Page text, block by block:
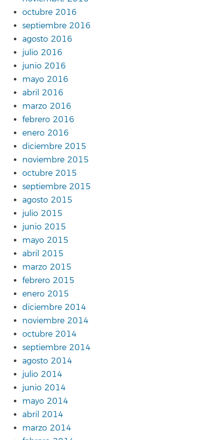
octubre 2016
septiembre 2016
agosto 2016
julio 2016
junio 2016
mayo 2016
abril 2016
marzo 2016
febrero 2016
enero 2016
diciembre 2015
noviembre 2015
octubre 2015
septiembre 2015
agosto 2015
julio 2015
junio 2015
mayo 2015
abril 2015
marzo 2015
febrero 2015
enero 2015
diciembre 2014
noviembre 2014
octubre 2014
septiembre 2014
agosto 2014
julio 2014
junio 2014
mayo 2014
abril 2014
marzo 2014